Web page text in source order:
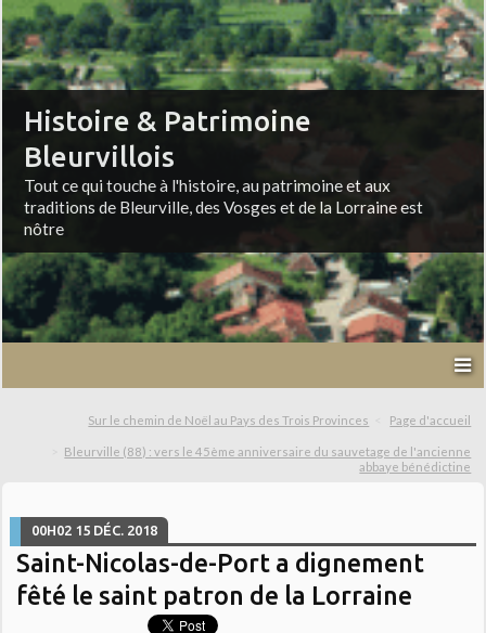
Histoire & Patrimoine
Bleurvillois
Tout ce qui touche à l'histoire, au patrimoine et aux
traditions de Bleurville, des Vosges et de la Lorraine est
nôtre
Sur le chemin de Noël au Pays des Trois Provinces Page d'accueil
Bleurville (88) : vers le 45ème anniversaire du sauvetage de l'ancienne
abbaye bénédictine
00H02 15 DÉC. 2018
Saint-Nicolas-de-Port a dignement
fêté le saint patron de la Lorraine